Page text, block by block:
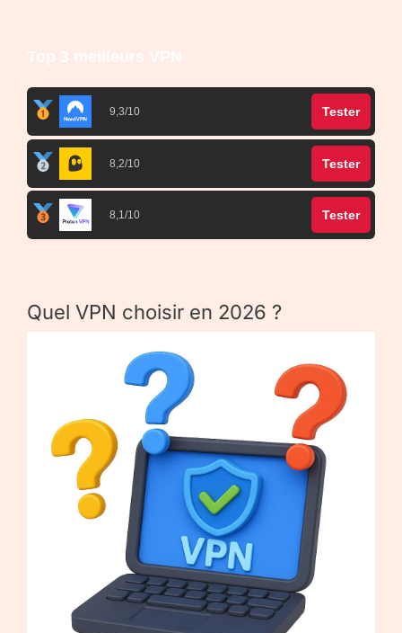
Top 3 meilleurs VPN
9,3/10 Tester
8,2/10 Tester
8,1/10 Tester
Quel VPN choisir en 2026 ?